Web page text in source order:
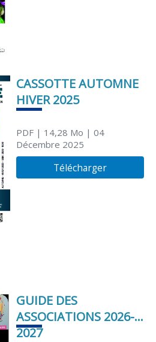
CASSOTTE AUTOMNE
HIVER 2025
PDF| 14,28 Mo | 04
Décembre 2025
Télécharger
GUIDE DES
ASSOCIATIONS 2026-
2027